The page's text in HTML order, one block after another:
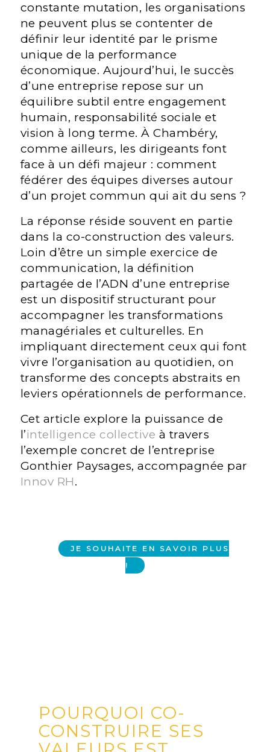
constante mutation, les organisations
ne peuvent plus se contenter de
définir leur identité par le prisme
unique de la performance
économique. Aujourd’hui, le succès
d’une entreprise repose sur un
équilibre subtil entre engagement
humain, responsabilité sociale et
vision à long terme. À Chambéry,
comme ailleurs, les dirigeants font
face à un défi majeur : comment
fédérer des équipes diverses autour
d’un projet commun qui ait du sens ?
La réponse réside souvent en partie
dans la co-construction des valeurs.
Loin d’être un simple exercice de
communication, la définition
partagée de l’ADN d’une entreprise
est un dispositif structurant pour
accompagner les transformations
managériales et culturelles. En
impliquant directement ceux qui font
vivre l’organisation au quotidien, on
transforme des concepts abstraits en
leviers opérationnels de performance.
Cet article explore la puissance de
l’intelligence collective à travers
l’exemple concret de l’entreprise
Gonthier Paysages, accompagnée par
Innov RH.
JE SOUHAITE EN SAVOIR PLUS
!
POURQUOI CO-
CONSTRUIRE SES